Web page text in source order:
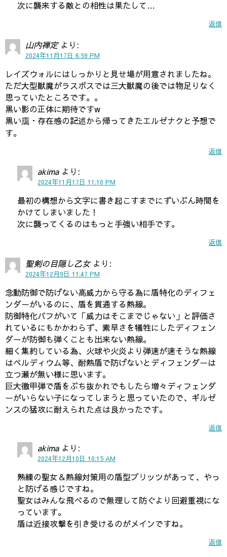
次に襲来する敵との相性は果たして…
返信
山内禅定 より:
2024年11月17日 6:59 PM
レイズウォルにはしっかりと見せ場が用意されましたね。
ただ大型獣魔がラスボスでは三大獣魔の後では物足りなく
思っていたところです。。
黒い影の正体に期待ですw
黒い靄・存在感の記述から帰ってきたエルゼナクと予想で
す。
返信
akima より:
2024年11月17日 11:10 PM
最初の構想から文字に書き起こすまでにずいぶん時間を
かけてしまいました！
次に襲ってくるのはもっと手強い相手です。
返信
聖剣の目隠し乙女 より:
2024年12月9日 11:47 PM
念動防御で防げない高威力から守る為に盾特化のディフェ
ンダーがいるのに、盾を貫通する熱線。
防御特化バフがいて「威力はそこまでじゃない」と評価さ
れているにもかかわらず、素早さを犠牲にしたディフェン
ダーが防御も弾くことも出来ない熱線。
細く集約している為、火球や火炎より弾速が速そうな熱線
はペルディウム等、耐熱盾で防げないとディフェンダーは
立つ瀬が無い様に思います。
巨大徹甲弾で盾をぶち抜かれでもしたら増々ディフェンダ
ーがいらない子になってしまうと思っていたので、ギルゼ
ンスの猛攻に耐えられた点は良かったです。
返信
akima より:
2024年12月10日 10:15 AM
熟練の聖女＆熱線対策用の盾型ブリッツがあって、やっ
と防げる感じですね。
聖女はみんな飛べるので無理して防ぐより回避重視にな
っています。
盾は近接攻撃を引き受けるのがメインですね。
返信